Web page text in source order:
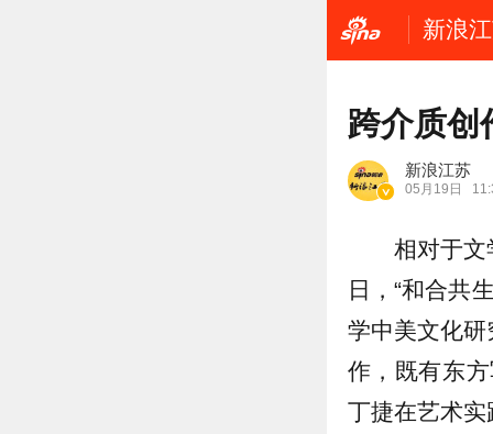
新浪
跨介质创
新浪江苏
05月19日
相对于
日，“和合共
学中美文化研
作，既有东
丁捷在艺术